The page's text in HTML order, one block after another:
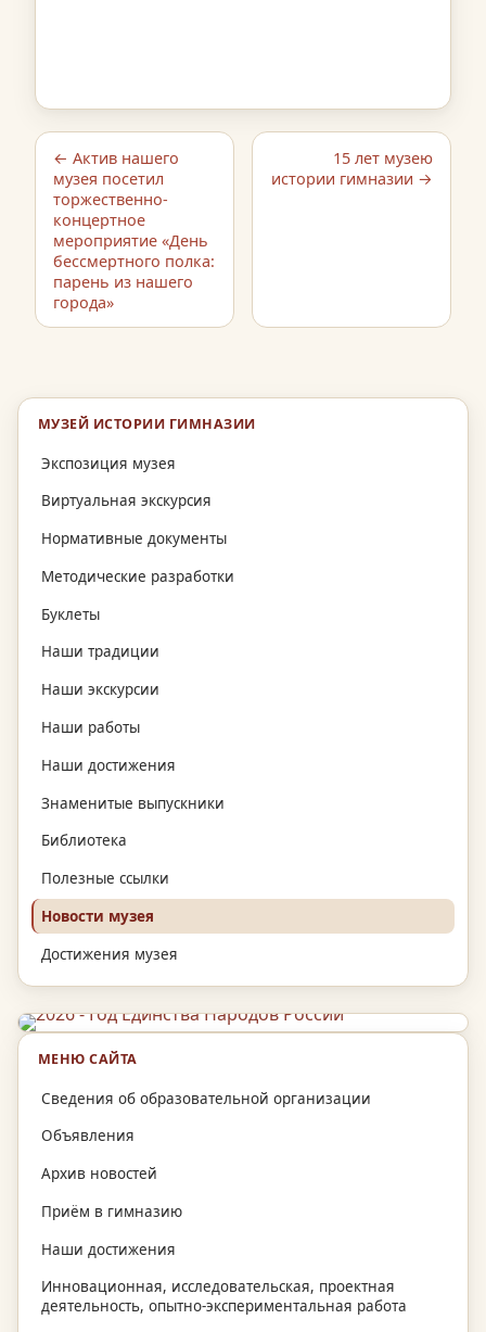
МУЗЕЙ ИСТОРИИ ГИМНАЗИИ
Экспозиция музея
Виртуальная экскурсия
Нормативные документы
Методические разработки
Буклеты
Наши традиции
Наши экскурсии
Наши работы
Наши достижения
Знаменитые выпускники
Библиотека
Полезные ссылки
Новости музея
Достижения музея
← Актив нашего
музея посетил
торжественно-
концертное
мероприятие «День
бессмертного полка:
парень из нашего
города»
15 лет музею
истории гимназии →
МЕНЮ САЙТА
Сведения об образовательной организации
Объявления
Архив новостей
Приём в гимназию
Наши достижения
Инновационная, исследовательская, проектная
деятельность, опытно-экспериментальная работа